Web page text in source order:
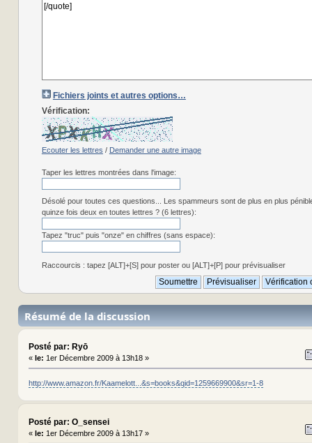
Fichiers joints et autres options…
Vérification:
Ecouter les lettres / Demander une autre image
Taper les lettres montrées dans l'image:
Désolé pour toutes ces questions... Les spammeurs sont de plus en plus
quinze fois deux en toutes lettres ? (6 lettres):
Tapez "truc" puis "onze" en chiffres (sans espace):
Raccourcis : tapez [ALT]+[S] pour poster ou [ALT]+[P] pour prévisualiser
Résumé de la discussion
Posté par: Ryō
« le: 1er Décembre 2009 à 13h18 »
http://www.amazon.fr/Kaamelott...&s=books&qid=1259669900&sr=1-8
Posté par: O_sensei
« le: 1er Décembre 2009 à 13h17 »